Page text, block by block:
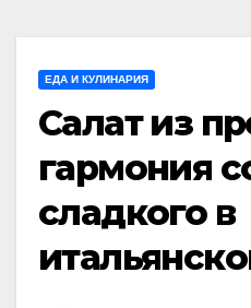
ЕДА И КУЛИНАРИЯ
Салат из
гармония
сладкого в